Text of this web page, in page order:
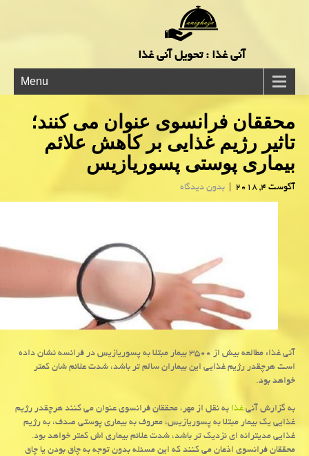
آنی غذا : تحویل آنی غذا
Menu
محققان فرانسوی عنوان می كنند؛
تاثیر رژیم غذایی بر كاهش علائم
بیماری پوستی پسوریازیس
آگوست 4, 2018 | بدون دیدگاه
آنی غذا: مطالعه بیش از ۳۵۰۰ بیمار مبتلا به پسوریازیس در فرانسه نشان داده
است هرچقدر رژیم غذایی این بیماران سالم تر باشد، شدت علائم شان كمتر
خواهد بود.
به گزارش آنیغذابه نقل از مهر، محققان فرانسوی عنوان می كنند هرچقدر رژیم
غذایی یك بیمار مبتلا به پسوریازیس، معروف به بیماری پوستی صدف، به رژیم
غذایی مدیترانه ای نزدیك تر باشد، شدت علائم بیماری اش كمتر خواهد بود.
محققان فرانسوی اذعان می كنند كه این مسئله بدون توجه به چاق بودن یا چاق